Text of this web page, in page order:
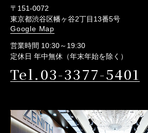
〒151-0072
東京都渋谷区幡ヶ谷2丁目13番5号
Google Map
営業時間 10:30～19:30
定休日 年中無休（年末年始を除く）
Tel.03-3377-5401